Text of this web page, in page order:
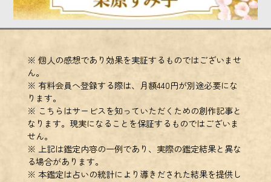
※ 個人の感想であり効果を実証するものではございませ
ん。
※ 有料会員へ登録する際は、月額440円が別途必要にな
ります。
※ こちらはサービスを知っていただくための創作記事と
なります。現実になることを保証するものではございま
せん。
※ 上記は鑑定内容の一例であり、実際の鑑定結果と異な
る場合があります。
※ 本鑑定は占いの統計により導きだされた結果を提供し